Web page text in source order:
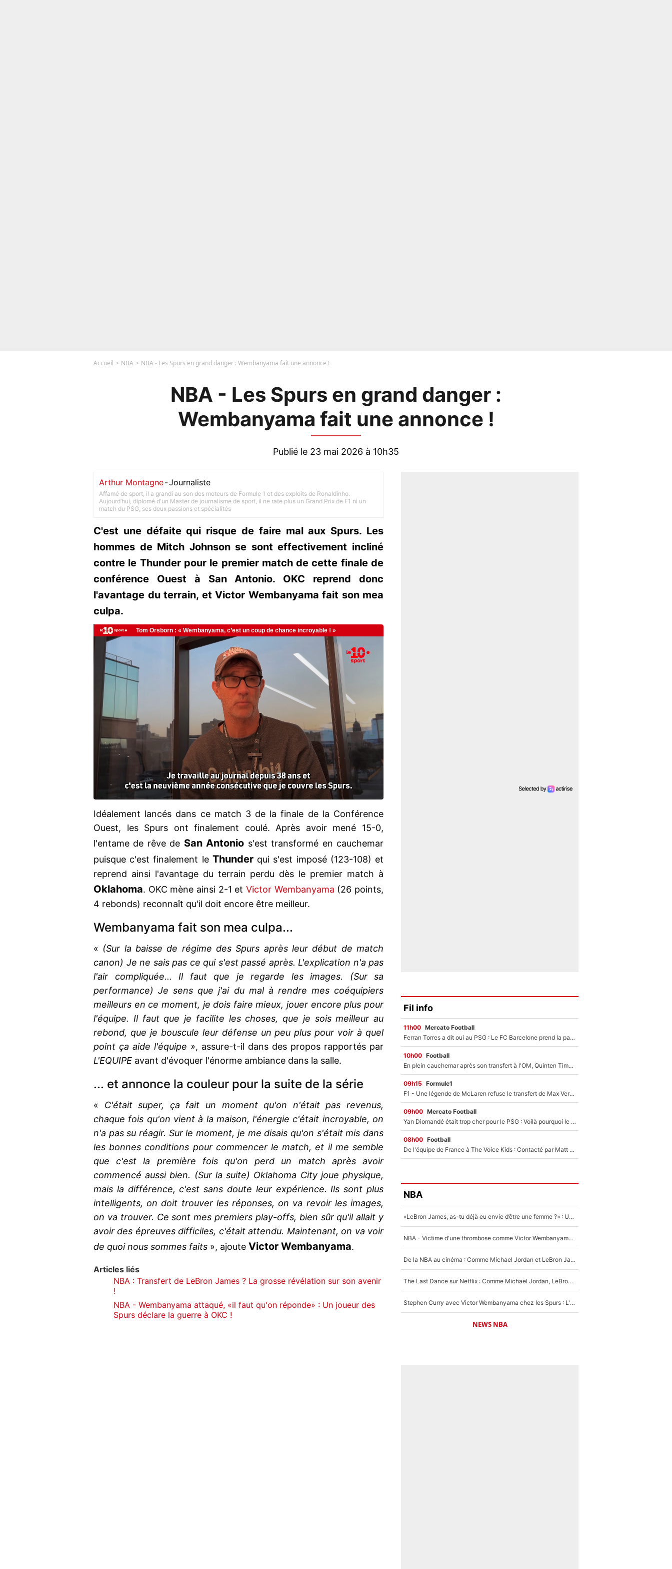
Accueil NBA NBA - Les Spurs en grand danger : Wembanyama fait une annonce !
NBA - Les Spurs en grand danger :
Wembanyama fait une annonce !
Publié le 23 mai 2026 à 10h35
Arthur Montagne-Journaliste
Affamé de sport, il a grandi au son des moteurs de Formule 1 et des exploits de Ronaldinho.
Aujourd’hui, diplomé d'un Master de journalisme de sport, il ne rate plus un Grand Prix de F1 ni un
match du PSG, ses deux passions et spécialités
C'est une défaite qui risque de faire mal aux Spurs. Les
hommes de Mitch Johnson se sont effectivement incliné
contre le Thunder pour le premier match de cette finale de
conférence Ouest à San Antonio. OKC reprend donc
l'avantage du terrain, et Victor Wembanyama fait son mea
culpa.
Idéalement lancés dans ce match 3 de la finale de la Conférence
Ouest, les Spurs ont finalement coulé. Après avoir mené 15-0,
l'entame de rêve de San Antonio s'est transformé en cauchemar
puisque c'est finalement le Thunder qui s'est imposé (123-108) et
reprend ainsi l'avantage du terrain perdu dès le premier match à
Oklahoma. OKC mène ainsi 2-1 et Victor Wembanyama (26 points,
4 rebonds) reconnaît qu'il doit encore être meilleur.
Wembanyama fait son mea culpa...
« (Sur la baisse de régime des Spurs après leur début de match
canon) Je ne sais pas ce qui s'est passé après. L'explication n'a pas
l'air compliquée... Il faut que je regarde les images. (Sur sa
performance) Je sens que j'ai du mal à rendre mes coéquipiers
meilleurs en ce moment, je dois faire mieux, jouer encore plus pour
l'équipe. Il faut que je facilite les choses, que je sois meilleur au
rebond, que je bouscule leur défense un peu plus pour voir à quel
point ça aide l'équipe », assure-t-il dans des propos rapportés par
L'EQUIPE avant d'évoquer l'énorme ambiance dans la salle.
... et annonce la couleur pour la suite de la série
« C'était super, ça fait un moment qu'on n'était pas revenus,
chaque fois qu'on vient à la maison, l'énergie c'était incroyable, on
n'a pas su réagir. Sur le moment, je me disais qu'on s'était mis dans
les bonnes conditions pour commencer le match, et il me semble
que c'est la première fois qu'on perd un match après avoir
commencé aussi bien. (Sur la suite) Oklahoma City joue physique,
mais la différence, c'est sans doute leur expérience. Ils sont plus
intelligents, on doit trouver les réponses, on va revoir les images,
on va trouver. Ce sont mes premiers play-offs, bien sûr qu'il allait y
avoir des épreuves difficiles, c'était attendu. Maintenant, on va voir
de quoi nous sommes faits », ajoute Victor Wembanyama.
Articles liés
NBA : Transfert de LeBron James ? La grosse révélation sur son avenir
!
NBA - Wembanyama attaqué, «il faut qu'on réponde» : Un joueur des
Spurs déclare la guerre à OKC !
Fil info
11h00 Mercato Football
Ferran Torres a dit oui au PSG : Le FC Barcelone prend la parole alors qu'un transfert de l'attaquant espagnol prend forme
10h00 Football
En plein cauchemar après son transfert à l'OM, Quinten Timber raconte ses doutes après sa signature à Marseille
09h15 Formule1
F1 - Une légende de McLaren refuse le transfert de Max Verstappen qui pourrait «faire des vagues» et plomber l'ambiance dans l'équipe
09h00 Mercato Football
Yan Diomandé était trop cher pour le PSG : Voilà pourquoi le Real Madrid a accepté de payer la somme record de 140M€ pour boucler son transfert !
08h00 Football
De l'équipe de France à The Voice Kids : Contacté par Matt Pokora, Kylian Mbappé a accepté de jouer un rôle inédit sur TF1 !
NBA
«LeBron James, as-tu déjà eu envie d’être une femme ?» : Un dérapage de Donald Trump sur la superstar de la NBA refait surface
NBA - Victime d'une thrombose comme Victor Wembanyama, Chris Bosh prévient le Français des risques sur sa santé : «J’ai failli mourir sur le coup et j’ai été ramené à la vie»
De la NBA au cinéma : Comme Michael Jordan et LeBron James, Victor Wembanyama rêve d'une carrière d'acteur !
The Last Dance sur Netflix : Comme Michael Jordan, LeBron James va avoir le droit à sa série !
Stephen Curry avec Victor Wembanyama chez les Spurs : L'idée d'un trade historique est lancée en NBA !
NEWS NBA